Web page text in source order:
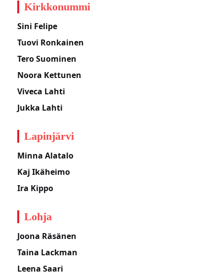
Kirkkonummi
Sini Felipe
Tuovi Ronkainen
Tero Suominen
Noora Kettunen
Viveca Lahti
Jukka Lahti
Lapinjärvi
Minna Alatalo
Kaj Ikäheimo
Ira Kippo
Lohja
Joona Räsänen
Taina Lackman
Leena Saari